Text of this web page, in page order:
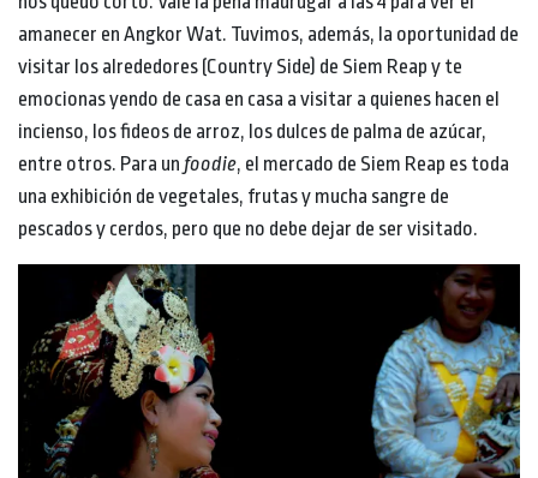
amanecer en Angkor Wat. Tuvimos, además, la oportunidad de
visitar los alrededores (Country Side) de Siem Reap y te
emocionas yendo de casa en casa a visitar a quienes hacen el
incienso, los fideos de arroz, los dulces de palma de azúcar,
entre otros. Para un foodie, el mercado de Siem Reap es toda
una exhibición de vegetales, frutas y mucha sangre de
pescados y cerdos, pero que no debe dejar de ser visitado.